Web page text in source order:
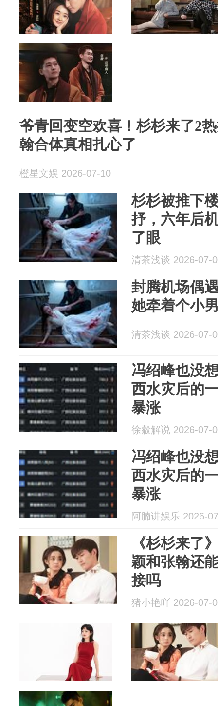
爷青回变空欢喜！杉杉来了2
翰合体真相扎心了
橙星文娱 2026-07-10
杉杉被推下
抒，六年后
了眼
清茶浅谈 2026-07-
封腾机场偶
她牵着个小
清茶浅谈 2026-07-
冯绍峰也没
西水灾后的
暴涨
徐觳解说 2026-07-
冯绍峰也没
西水灾后的
暴涨
阿腩讲娱乐 2026-
《杉杉来了
颖和张翰还
接吗
猪小艳吖 2026-07-